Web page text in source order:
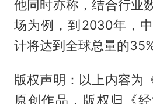
他同时亦称，结合行业
场为例，到2030年，
计将达到全球总量的35%
版权声明：以上内容为
原创作品，版权归《